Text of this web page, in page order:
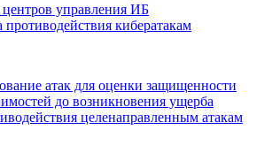
управления ИБ
кибератакам
атак для оценки защищенности
до возникновения ущерба
целенаправленным атакам